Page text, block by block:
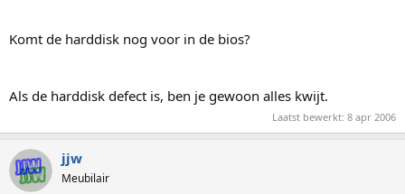
Komt de harddisk nog voor in de bios?
Als de harddisk defect is, ben je gewoon alles kwijt.
Laatst bewerkt: 8 apr 2006
jjw
Meubilair